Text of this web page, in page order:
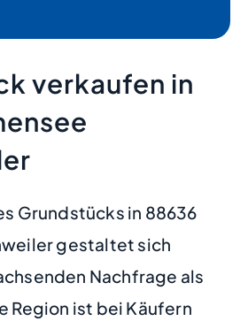
verkaufen in
Grundstücks in 88636
gestaltet sich
Nachfrage als
Region ist bei Käufern